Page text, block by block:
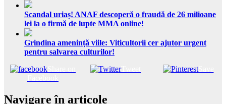
Scandal uriaș! ANAF descoperă o fraudă de 26 milioane
lei la o firmă de lupte MMA online!
Grindina amenință viile: Viticultorii cer ajutor urgent
pentru salvarea culturilor!
Tweet Save
Navigare în articole